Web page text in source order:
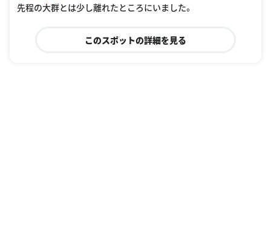
先程の大群とは少し離れたところにいました。
このスポットの詳細を見る